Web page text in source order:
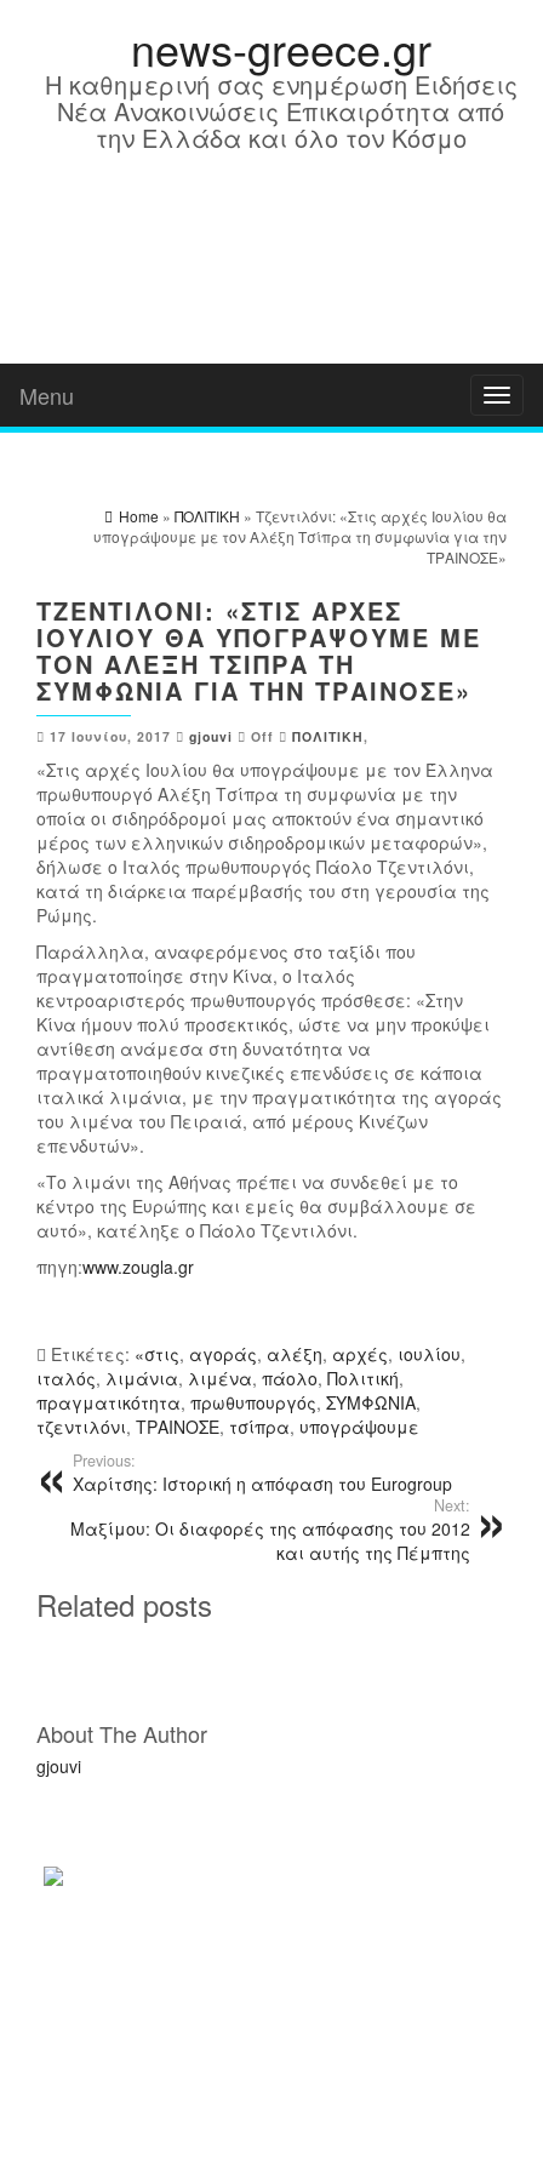
news-greece.gr
Η καθημερινή σας ενημέρωση Ειδήσεις
Νέα Ανακοινώσεις Επικαιρότητα από
την Ελλάδα και όλο τον Κόσμο
Menu
Home » ΠΟΛΙΤΙΚΗ » Τζεντιλόνι: «Στις αρχές Ιουλίου θα
υπογράψουμε με τον Αλέξη Τσίπρα τη συμφωνία για την
ΤΡΑΙΝΟΣΕ»
ΤΖΕΝΤΙΛΌΝΙ: «ΣΤΙΣ ΑΡΧΈΣ
ΙΟΥΛΊΟΥ ΘΑ ΥΠΟΓΡΆΨΟΥΜΕ ΜΕ
ΤΟΝ ΑΛΈΞΗ ΤΣΊΠΡΑ ΤΗ
ΣΥΜΦΩΝΊΑ ΓΙΑ ΤΗΝ ΤΡΑΙΝΟΣΕ»
17 Ιουνίου, 2017 gjouvi Off ΠΟΛΙΤΙΚΗ,
«Στις αρχές Ιουλίου θα υπογράψουμε με τον Έλληνα
πρωθυπουργό Αλέξη Τσίπρα τη συμφωνία με την
οποία οι σιδηρόδρομοί μας αποκτούν ένα σημαντικό
μέρος των ελληνικών σιδηροδρομικών μεταφορών»,
δήλωσε ο Ιταλός πρωθυπουργός Πάολο Τζεντιλόνι,
κατά τη διάρκεια παρέμβασής του στη γερουσία της
Ρώμης.
Παράλληλα, αναφερόμενος στο ταξίδι που
πραγματοποίησε στην Κίνα, ο Ιταλός
κεντροαριστερός πρωθυπουργός πρόσθεσε: «Στην
Κίνα ήμουν πολύ προσεκτικός, ώστε να μην προκύψει
αντίθεση ανάμεσα στη δυνατότητα να
πραγματοποιηθούν κινεζικές επενδύσεις σε κάποια
ιταλικά λιμάνια, με την πραγματικότητα της αγοράς
του λιμένα του Πειραιά, από μέρους Κινέζων
επενδυτών».
«Το λιμάνι της Αθήνας πρέπει να συνδεθεί με το
κέντρο της Ευρώπης και εμείς θα συμβάλλουμε σε
αυτό», κατέληξε ο Πάολο Τζεντιλόνι.
πηγη:www.zougla.gr
Ετικέτες: «στις, αγοράς, αλέξη, αρχές, ιουλίου,
ιταλός, λιμάνια, λιμένα, πάολο, Πολιτική,
πραγματικότητα, πρωθυπουργός, ΣΥΜΦΩΝΙΑ,
τζεντιλόνι, ΤΡΑΙΝΟΣΕ, τσίπρα, υπογράψουμε
Previous:
Χαρίτσης: Ιστορική η απόφαση του Eurogroup
Next:
Μαξίμου: Οι διαφορές της απόφασης του 2012
και αυτής της Πέμπτης
Related posts
Ή
Μ
Α
Τ
Α
Ψ
Η
Φ
Ι
Α
Κ
Κ
Ώ
Δ
Ι
Κ
Α
Γ
Ι
Α
Μ
Α
Ή
Ι
Ε
Σ
1
2
-
1
Τ
Σ
Τ
Ο
Ν
Ο
Σ
Ο
Κ
Ο
Μ
Ο
Ο
Π
Ρ
Ω
Θ
Υ
Π
Ο
Υ
Ρ
Ό
Λ
Έ
Ξ
Η
Σ
Τ
Σ
Ρ
About The Author
gjouvi